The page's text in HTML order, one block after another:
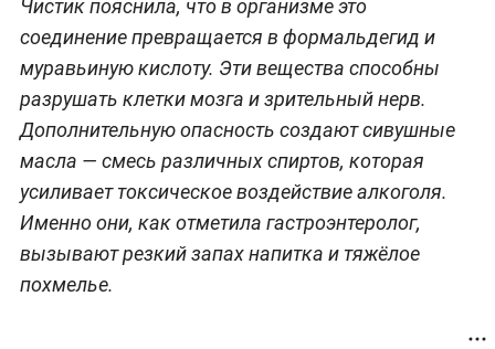
Чистик пояснила, что в организме это
соединение превращается в формальдегид и
муравьиную кислоту. Эти вещества способны
разрушать клетки мозга и зрительный нерв.
Дополнительную опасность создают сивушные
масла — смесь различных спиртов, которая
усиливает токсическое воздействие алкоголя.
Именно они, как отметила гастроэнтеролог,
вызывают резкий запах напитка и тяжёлое
похмелье.